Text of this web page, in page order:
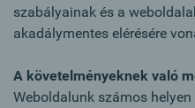
szabályainak és a
akadálymentes elérésére
A követelményeknek való
Weboldalunk számos helyen